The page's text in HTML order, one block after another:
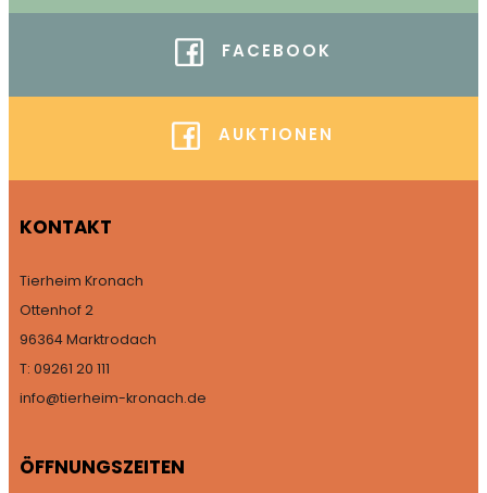
FACEBOOK
AUKTIONEN
KONTAKT
Tierheim Kronach
Ottenhof 2
96364 Marktrodach
T: 09261 20 111
info@tierheim-kronach.de
ÖFFNUNGSZEITEN